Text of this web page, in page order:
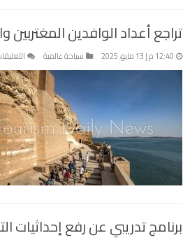
تراجع أعداد الوافدين
12:40 م | 13 مايو، 2025 سياحة عالمية
برنامج تدريبي عن رفع إحداثيات